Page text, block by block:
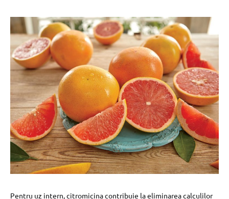
Pentru uz intern, citromicina contribuie la eliminarea calculilor